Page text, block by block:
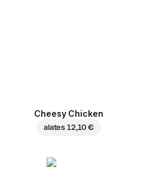
Cheesy Chicken
alates 12,10 €